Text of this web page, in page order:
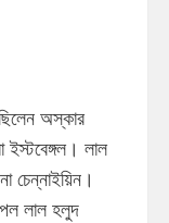
অস্কার
লাল
চেন্নাইয়িন।
লাল হলুদ